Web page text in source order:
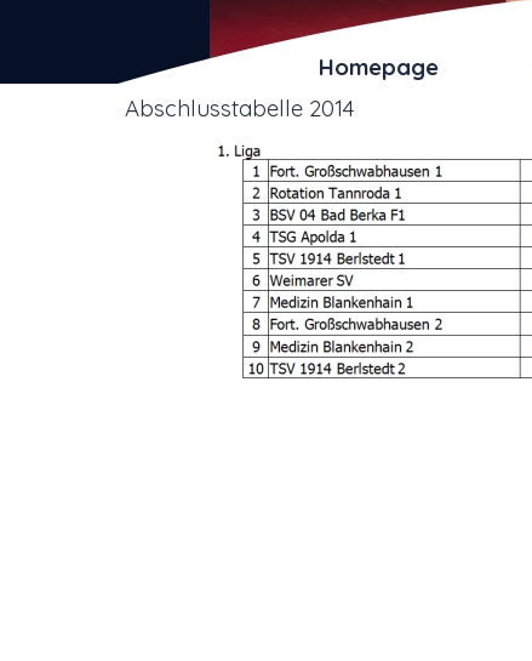
Homepage
Abschlusstabelle 2014